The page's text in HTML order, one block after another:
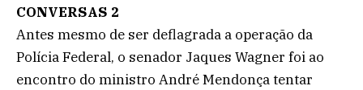
CONVERSAS 2
Antes mesmo de ser deflagrada a operação da
Polícia Federal, o senador Jaques Wagner foi ao
encontro do ministro André Mendonça tentar